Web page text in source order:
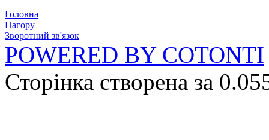
Головна
Нагору
Зворотний зв'язок
POWERED BY COTONTI
Сторінка створена за